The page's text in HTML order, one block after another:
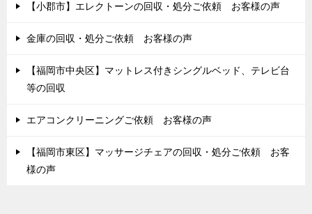
【小郡市】エレクトーンの回収・処分ご依頼 お客様の声
金庫の回収・処分ご依頼 お客様の声
【福岡市中央区】マットレス付きシングルベッド、テレビ台
等の回収
エアコンクリーニングご依頼 お客様の声
【福岡市東区】マッサージチェアの回収・処分ご依頼 お客
様の声